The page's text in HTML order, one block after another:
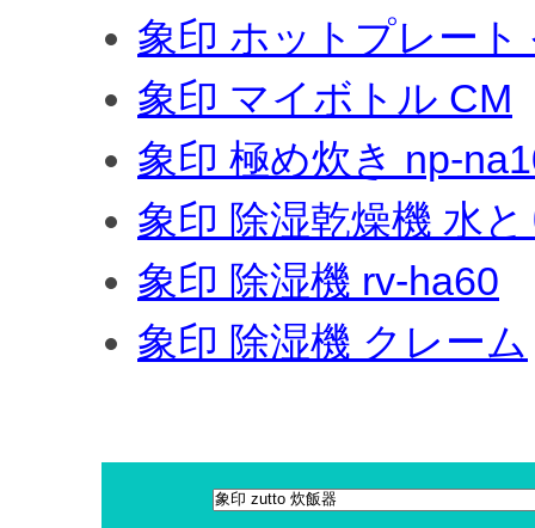
象印 ホットプレート
象印 マイボトル CM
象印 極め炊き np-
象印 除湿乾燥機 水
象印 除湿機 rv-ha60
象印 除湿機 クレーム